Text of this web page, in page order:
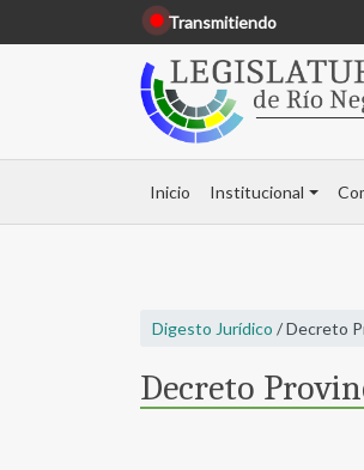
Transmitiendo
Inicio Institucional
Digesto Jurídico / Decreto
Decreto